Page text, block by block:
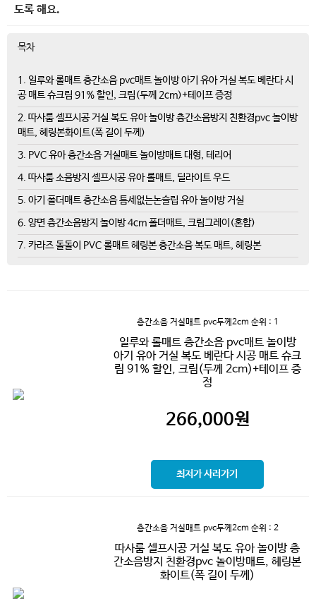
도록 해요.
목차
1. 일루와 롤매트 층간소음 pvc매트 놀이방 아기 유아 거실 복도 베란다 시
공 매트 슈크림 91% 할인, 크림(두께 2cm)+테이프 증정
2. 따사룸 셀프시공 거실 복도 유아 놀이방 층간소음방지 친환경pvc 놀이방
매트, 헤링본화이트(폭 길이 두께)
3. PVC 유아 층간소음 거실매트 놀이방매트 대형, 테리어
4. 따사룸 소음방지 셀프시공 유아 롤매트, 딜라이트 우드
5. 아기 폴더매트 층간소음 틈세없는논슬립 유아 놀이방 거실
6. 양면 층간소음방지 놀이방 4cm 폴더매트, 크림그레이(혼합)
7. 카라즈 돌돌이 PVC 롤매트 헤링본 층간소음 복도 매트, 헤링본
층간소음 거실매트 pvc두께2cm 순위 : 1
일루와 롤매트 층간소음 pvc매트 놀이방
아기 유아 거실 복도 베란다 시공 매트 슈크
림 91% 할인, 크림(두께 2cm)+테이프 증
정
266,000원
최저가 사러가기
층간소음 거실매트 pvc두께2cm 순위 : 2
따사룸 셀프시공 거실 복도 유아 놀이방 층
간소음방지 친환경pvc 놀이방매트, 헤링본
화이트(폭 길이 두께)